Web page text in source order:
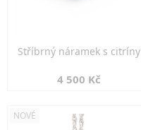
Stříbrný náramek s citríny
4 500 Kč
NOVÉ